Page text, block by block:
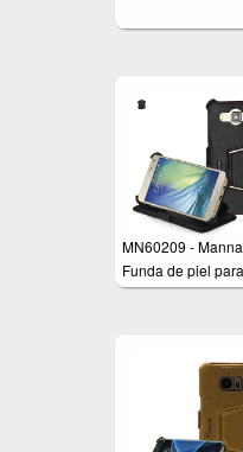
MN60209 -
Funda de piel para
Samsung Galaxy